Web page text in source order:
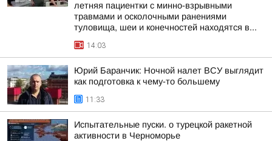
летняя пациентки с минно-взрывными
травмами и осколочными ранениями
туловища, шеи и конечностей находятся в...
14:03
Юрий Баранчик: Ночной налет ВСУ выглядит
как подготовка к чему-то большему
11:33
Испытательные пуски. о турецкой ракетной
активности в Черноморье